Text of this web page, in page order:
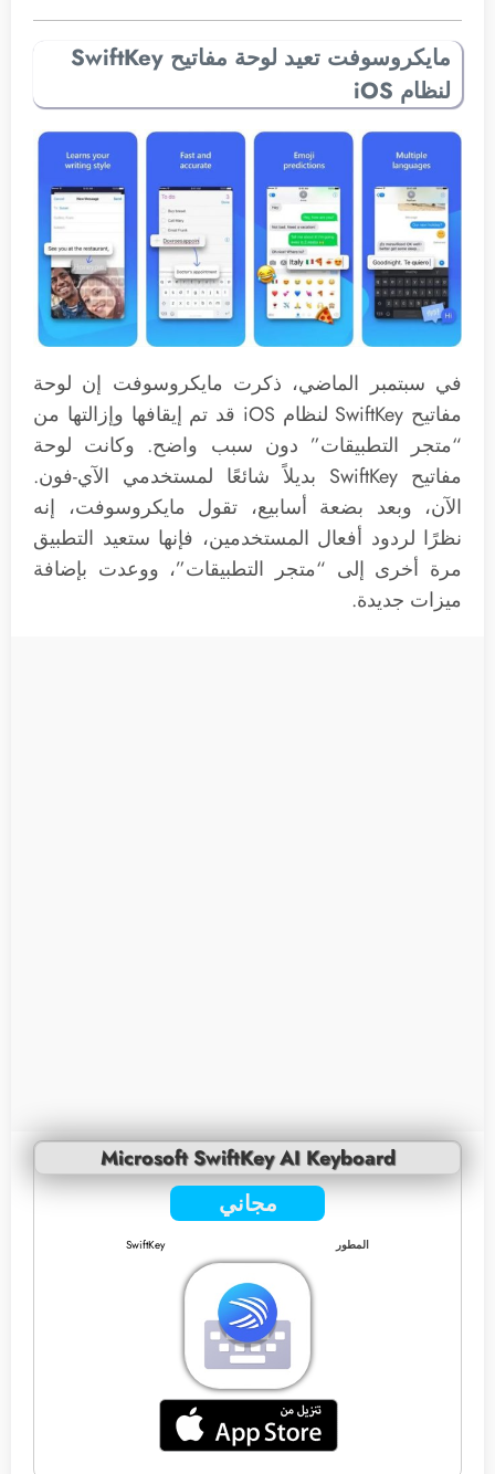
مايكروسوفت تعيد لوحة مفاتيح SwiftKey
لنظام iOS
في سبتمبر الماضي، ذكرت مايكروسوفت إن لوحة
مفاتيح SwiftKey لنظام iOS قد تم إيقافها وإزالتها من
“متجر التطبيقات” دون سبب واضح. وكانت لوحة
مفاتيح SwiftKey بديلاً شائعًا لمستخدمي الآي-فون.
الآن، وبعد بضعة أسابيع، تقول مايكروسوفت، إنه
نظرًا لردود أفعال المستخدمين، فإنها ستعيد التطبيق
مرة أخرى إلى “متجر التطبيقات”، ووعدت بإضافة
ميزات جديدة.
Microsoft SwiftKey AI Keyboard
مجاني
المطور SwiftKey